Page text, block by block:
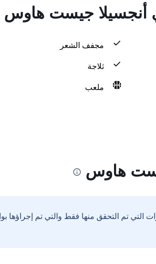
أنجسيلا جيست هاوس
مجفف الشعر
ثلاجة
ملعب
هاوس
التي تم التحقق منها فقط والتي تم